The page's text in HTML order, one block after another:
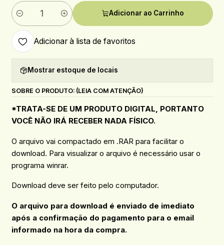
Quantidade
Adicionar ao Carrinho
Adicionar à lista de favoritos
Mostrar estoque de locais
SOBRE O PRODUTO: (LEIA COM ATENÇÃO)
*TRATA-SE DE UM PRODUTO DIGITAL, PORTANTO
VOCÊ NÃO IRÁ RECEBER NADA FÍSICO.
O arquivo vai compactado em .RAR para facilitar o
download. Para visualizar o arquivo é necessário usar o
programa winrar.
Download deve ser feito pelo computador.
O arquivo para download é enviado de imediato
após a confirmação do pagamento para o email
informado na hora da compra.